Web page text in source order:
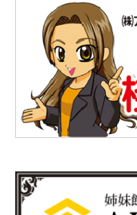
独立行政法人水資源機構利
と優秀技術者表彰を授与さ
https://www.teikoku-
2025.7.18
「株式会社テイコク」様の
愛知県内の中学生向けお仕
されました。
https://www.teikoku-
2025.6.27
「株式会社NDTアドヴァン
https://www.ind-
2025.6.17
「有限会社E-スタヂオ」様